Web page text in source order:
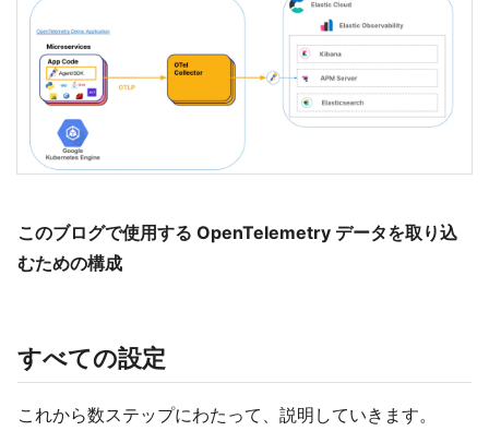
このブログで使用する OpenTelemetry データを取り込
むための構成
すべての設定
これから数ステップにわたって、説明していきます。